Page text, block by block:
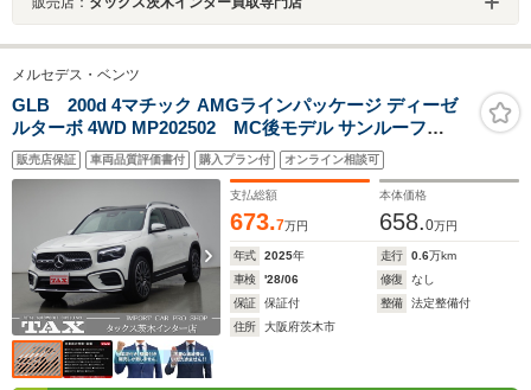
メルセデス・ベンツ
GLB 200d 4マチック AMGラインパッケージ ディーゼ
ルターボ 4WD MP202502 MC後モデル サンルーフ
AMG20アルミ ナビTV アダプティブダンピングシステム
純正ドライブレコーダー360+Rカメラ レザー
ARTICO/MICROCUTスポーツシート 前席シートヒーター
1オナ 禁煙車
販売店保証 車両品質評価書付 購入プラン付 オンライン相談可
支払総額
673.7万円
本体価格
658.0万円
年式 2025年 走行 0.6万km
車検
'28/06 修復
なし
保証
保証付 整備
法定整備付
住所
大阪府茨木市